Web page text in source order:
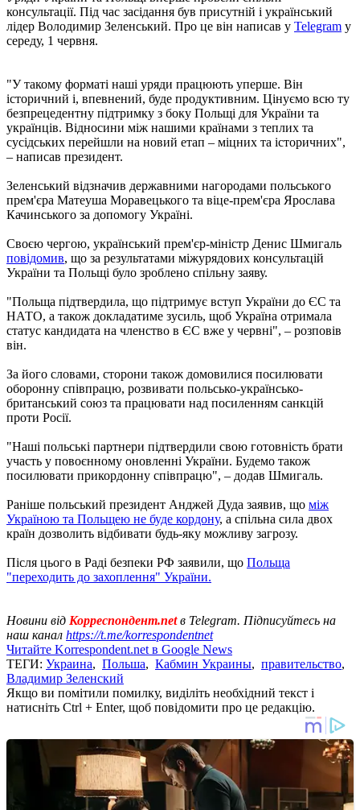
консультації. Під час засідання був присутній і український
лідер Володимир Зеленський. Про це він написав у Telegram у
середу, 1 червня.
"У такому форматі наші уряди працюють уперше. Він
історичний і, впевнений, буде продуктивним. Цінуємо всю ту
безпрецедентну підтримку з боку Польщі для України та
українців. Відносини між нашими країнами з теплих та
сусідських перейшли на новий етап – міцних та історичних",
– написав президент.
Зеленський відзначив державними нагородами польського
прем'єра Матеуша Моравецького та віце-прем'єра Ярослава
Качинського за допомогу Україні.
Своєю чергою, український прем'єр-міністр Денис Шмигаль
повідомив, що за результатами міжурядових консультацій
України та Польщі було зроблено спільну заяву.
"Польща підтвердила, що підтримує вступ України до ЄС та
НАТО, а також докладатиме зусиль, щоб Україна отримала
статус кандидата на членство в ЄС вже у червні", – розповів
він.
За його словами, сторони також домовилися посилювати
оборонну співпрацю, розвивати польсько-українсько-
британський союз та працювати над посиленням санкцій
проти Росії.
"Наші польські партнери підтвердили свою готовність брати
участь у повоєнному оновленні України. Будемо також
посилювати прикордонну співпрацю", – додав Шмигаль.
Раніше польський президент Анджей Дуда заявив, що між
Україною та Польщею не буде кордону, а спільна сила двох
країн дозволить відбивати будь-яку можливу загрозу.
Після цього в Раді безпеки РФ заявили, що Польща
"переходить до захоплення" України.
Новини від Корреспондент.netв Telegram. Підписуйтесь на
наш канал https://t.me/korrespondentnet
Читайте Korrespondent.net в Google News
ТЕГИ: Украина, Польша, Кабмин Украины, правительство,
Владимир Зеленский
Якщо ви помітили помилку, виділіть необхідний текст і
натисніть Ctrl + Enter, щоб повідомити про це редакцію.